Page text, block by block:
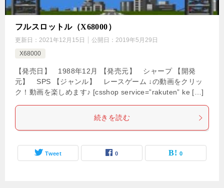
フルスロットル（X68000）
更新日： 2021年12月15日 公開日： 2019年5月29日
X68000
【発売日】 1988年12月 【発売元】 シャープ 【開発
元】 SPS 【ジャンル】 レースゲーム ↓の動画をクリッ
ク！動画を楽しめます♪ [csshop service=”rakuten” ke […]
続きを読む
Tweet 0 0